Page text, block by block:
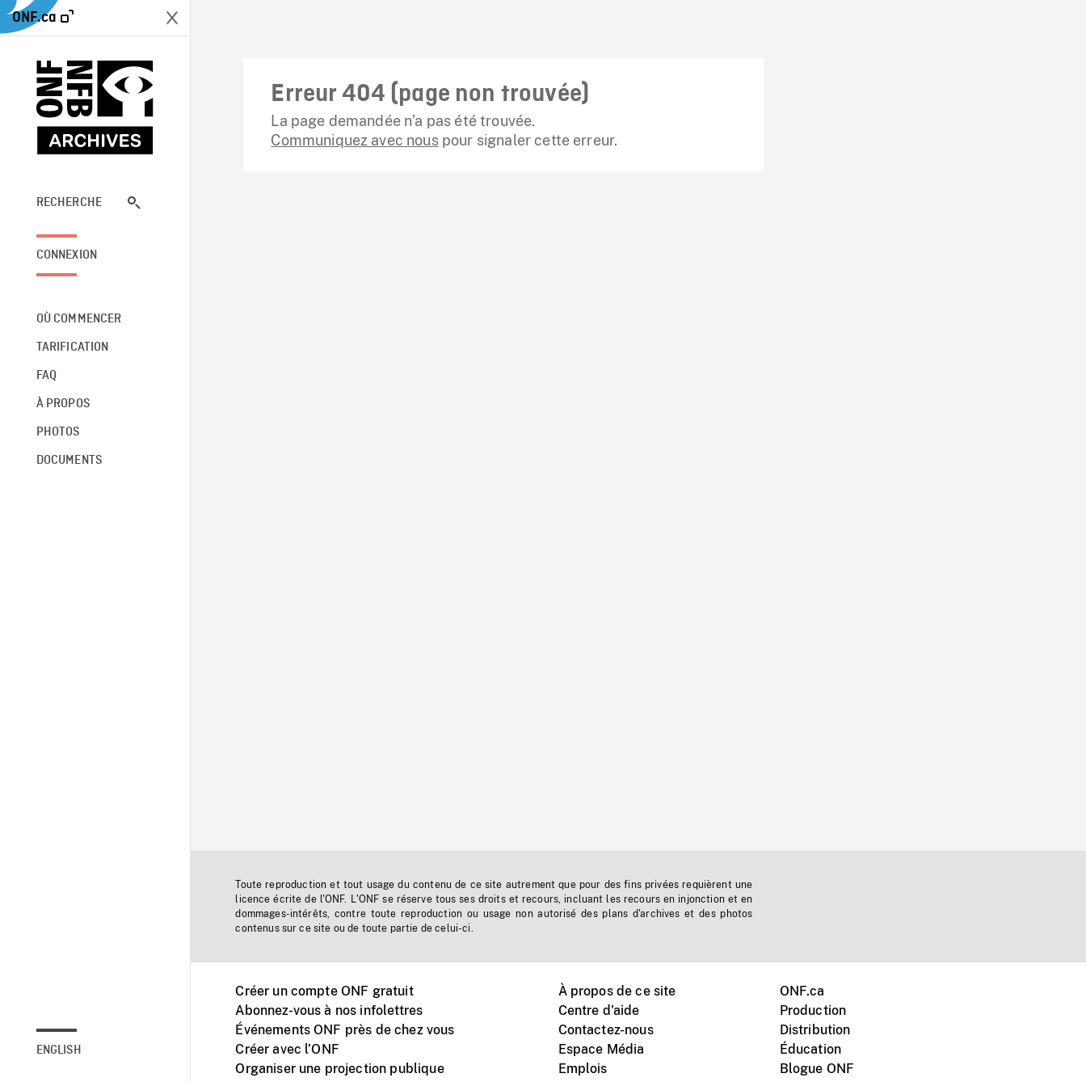
ONF.ca
RECHERCHE
CONNEXION
OÙ COMMENCER
TARIFICATION
FAQ
À PROPOS
PHOTOS
DOCUMENTS
ENGLISH
Erreur 404 (page non trouvée)
La page demandée n’a pas été trouvée.
Communiquez avec nouspour signaler cette erreur.
Toute reproduction et tout usage du contenu de ce site autrement que pour des fins privées requièrent une
licence écrite de l'ONF. L'ONF se réserve tous ses droits et recours, incluant les recours en injonction et en
dommages-intérêts, contre toute reproduction ou usage non autorisé des plans d'archives et des photos
contenus sur ce site ou de toute partie de celui-ci.
Créer un compte ONF gratuit
Abonnez-vous à nos infolettres
Événements ONF près de chez vous
Créer avec l’ONF
Organiser une projection publique
À propos de ce site
Centre d'aide
Contactez-nous
Espace Média
Emplois
ONF.ca
Production
Distribution
Éducation
Blogue ONF